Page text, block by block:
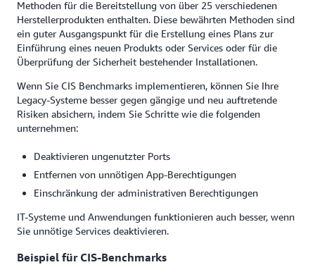
Methoden für die Bereitstellung von über 25 verschiedenen
Herstellerprodukten enthalten. Diese bewährten Methoden sind
ein guter Ausgangspunkt für die Erstellung eines Plans zur
Einführung eines neuen Produkts oder Services oder für die
Überprüfung der Sicherheit bestehender Installationen.
Wenn Sie CIS Benchmarks implementieren, können Sie Ihre
Legacy-Systeme besser gegen gängige und neu auftretende
Risiken absichern, indem Sie Schritte wie die folgenden
unternehmen:
Deaktivieren ungenutzter Ports
Entfernen von unnötigen App-Berechtigungen
Einschränkung der administrativen Berechtigungen
IT-Systeme und Anwendungen funktionieren auch besser, wenn
Sie unnötige Services deaktivieren.
Beispiel für CIS-Benchmarks